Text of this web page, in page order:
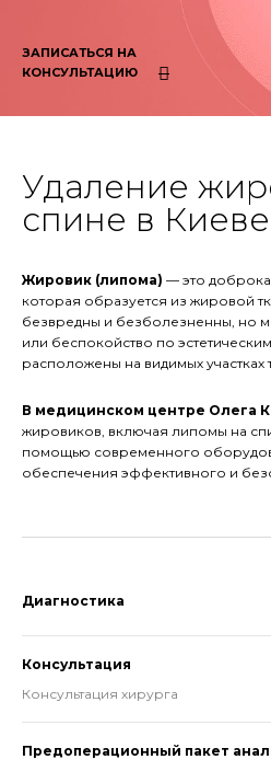
ЗАПИСАТЬСЯ НА
КОНСУЛЬТАЦИЮ
Удаление
спине в Киеве
Жировик (липома) — это
которая образуется из жировой
безвредны и безболезненны, но
или беспокойство по
расположены на видимых участках
В медицинском центре Олега
жировиков, включая липомы на
помощью современного
обеспечения эффективного и
Диагностика
Консультация
Консультация хирурга
Предоперационный пакет